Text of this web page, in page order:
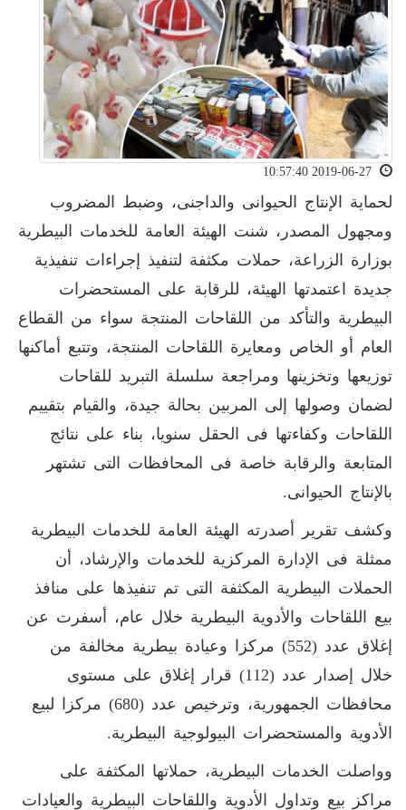
لحماية الإنتاج الحيوانى والداجنى، وضبط المضروب
ومجهول المصدر، شنت الهيئة العامة للخدمات البيطرية
بوزارة الزراعة، حملات مكثفة لتنفيذ إجراءات تنفيذية
جديدة اعتمدتها الهيئة، للرقابة على المستحضرات
البيطرية والتأكد من اللقاحات المنتجة سواء من القطاع
العام أو الخاص ومعايرة اللقاحات المنتجة، وتتبع أماكنها
توزيعها وتخزينها ومراجعة سلسلة التبريد للقاحات
لضمان وصولها إلى المربين بحالة جيدة، والقيام بتقييم
اللقاحات وكفاءتها فى الحقل سنويا، بناء على نتائج
المتابعة والرقابة خاصة فى المحافظات التى تشتهر
بالإنتاج الحيوانى.
وكشف تقرير أصدرته الهيئة العامة للخدمات البيطرية
ممثلة فى الإدارة المركزية للخدمات والإرشاد، أن
الحملات البيطرية المكثفة التى تم تنفيذها على منافذ
بيع اللقاحات والأدوية البيطرية خلال عام، أسفرت عن
إغلاق عدد (552) مركزا وعيادة بيطرية مخالفة من
خلال إصدار عدد (112) قرار إغلاق على مستوى
محافظات الجمهورية، وترخيص عدد (680) مركزا لبيع
الأدوية والمستحضرات البيولوجية البيطرية.
وواصلت الخدمات البيطرية، حملاتها المكثفة على
مراكز بيع وتداول الأدوية واللقاحات البيطرية والعيادات